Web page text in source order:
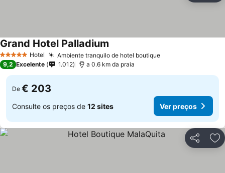
5 Estrelas Hotel Ambiente tranquilo de hotel boutiqueVer preços
Grand Hotel Palladium
9,2 Excelente 1.012 a 0.6 km da praia
De € 203
Consulte os preços de 12 sites Ver preços
Partilhar